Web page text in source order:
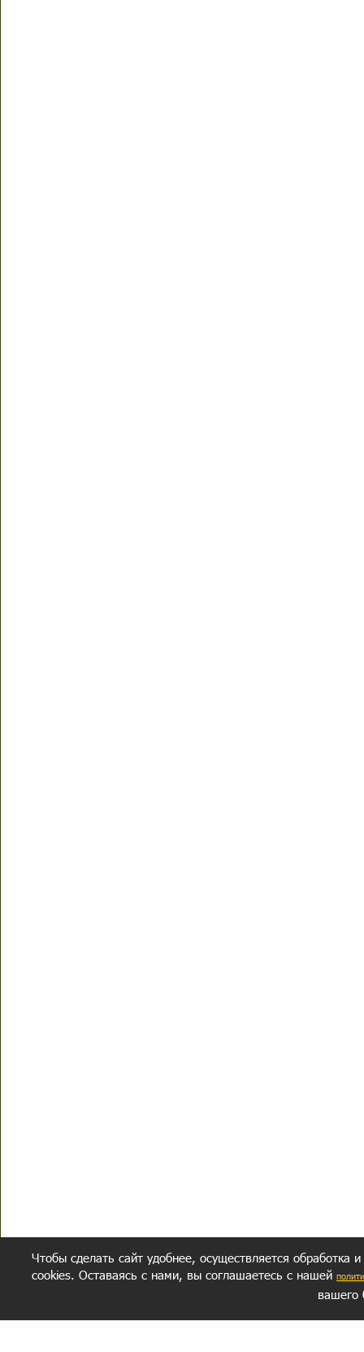
Чтобы сделать сайт удобнее, осуществляется обработка
cookies. Оставаясь с нами, вы соглашаетесь с нашей
вашего